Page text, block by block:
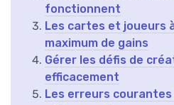
fonctionnent
Les cartes et joueurs
maximum de gains
Gérer les défis de
efficacement
Les erreurs